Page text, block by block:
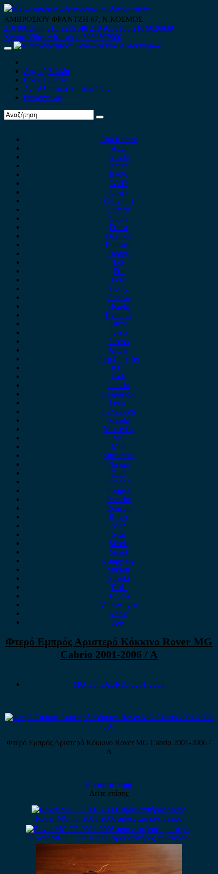
Skip
to
content
ΑΜΒΡΟΣΙΟΥ ΦΡΑΝΤΖΗ 67, Ν.ΚΟΣΜΟΣ
210 9012444 210 9239148 210 9238158 210 9026839
Κινητό-Viber-whatsapp : 6980507900
Primary
Αρχική Σελίδα
Ποιοί είμαστε
Ανταλλακτικά Αυτοκινήτων
Επικοινωνία
Alfa Romeo
Audi
Austin
Acura
BMW
BYD
Chery
Chevrolet
Citroen
Cupra
Dacia
Daewoo
Daihatsu
Dodge
DS
Fiat
Ford
Geely
Gonow
Honda
Hyundai
Isuzu
iveco
Jaecoo
Jaguar
Jeep Chrysler
KIA
Lada
Lancia
Leapmotor
Lexus
Lynk & co
Mazda
Mercedes
MG
Mini
Mitsubishi
Nissan
Opel
Omoda
Peugeot
Porsche
Renault
Rover
Saab
Seat
Skoda
Smart
ssangyong
Subaru
Suzuki
Tesla
Toyota
Volkswagen
Volvo
Xev
Φτερό Εμπρός Αριστερό Κόκκινο Rover MG
Cabrio 2001-2006 / A
MG TF CABRIO 2001-2006
Φτερό Εμπρός Αριστερό Κόκκινο Rover MG Cabrio 2001-2006 /
A
Ρωτήστε τιμή
Δείτε επίσης
Rover MG TF 2001-2006 προεντατήρας δεξιός
Rover MG TF 2001-2006 προεντατήρας αριστερός